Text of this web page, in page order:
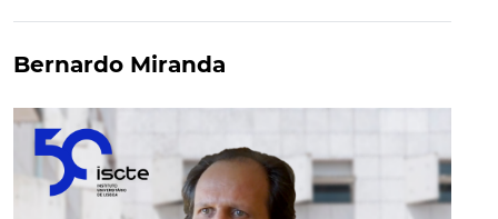
Bernardo Miranda